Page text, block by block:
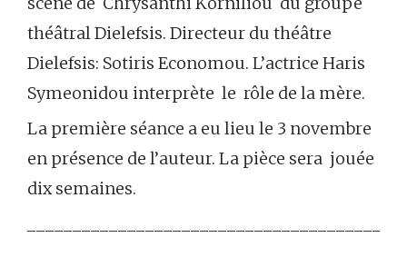
théâtral Dielefsis. Directeur du théâtre
Dielefsis: Sotiris Economou. L’actrice Haris
Symeonidou interprète le rôle de la mère.
La première séance a eu lieu le 3 novembre
en présence de l’auteur. La pièce sera jouée
dix semaines.